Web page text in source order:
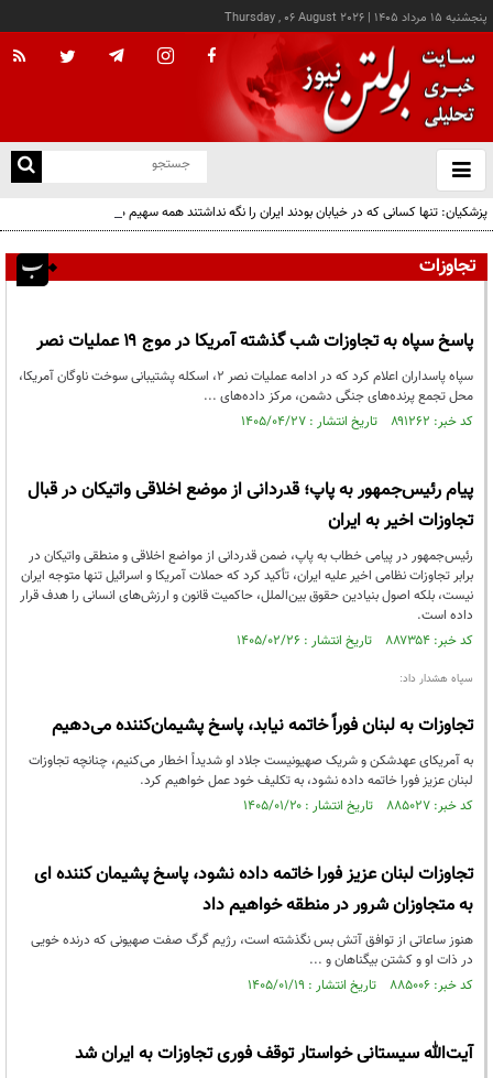
پنجشنبه ۱۵ مرداد ۱۴۰۵ |
Thursday , 06 August 2026
باز
و
پزشکیان: تنها کسانی که در خیابان بودند ایران را نگه نداشتند همه سهیم هستند
تجاوزات
پاسخ سپاه به تجاوزات شب گذشته آمریکا در موج ۱۹ عملیات نصر
سپاه پاسداران اعلام کرد که در ادامه عملیات نصر ۲، اسکله پشتیبانی سوخت ناوگان آمریکا،
محل تجمع پرنده‌های جنگی دشمن، مرکز داده‌های ...
کد خبر: ۸۹۱۲۶۲ تاریخ انتشار : ۱۴۰۵/۰۴/۲۷
پیام رئیس‌جمهور به پاپ؛ قدردانی از موضع اخلاقی واتیکان در قبال
تجاوزات اخیر به ایران
رئیس‌جمهور در پیامی خطاب به پاپ، ضمن قدردانی از مواضع اخلاقی و منطقی واتیکان در
برابر تجاوزات نظامی اخیر علیه ایران، تأکید کرد که حملات آمریکا و اسرائیل تنها متوجه ایران
نیست، بلکه اصول بنیادین حقوق بین‌الملل، حاکمیت قانون و ارزش‌های انسانی را هدف قرار
داده است.
کد خبر: ۸۸۷۳۵۴ تاریخ انتشار : ۱۴۰۵/۰۲/۲۶
سپاه هشدار داد:
تجاوزات به لبنان فوراً خاتمه نیابد، پاسخ پشیمان‌کننده‌ می‌دهیم
به آمریکای عهدشکن و شریک صهیونیست جلاد او شدیداً اخطار می‌کنیم، چنانچه تجاوزات
لبنان عزیز فورا خاتمه داده نشود، به تکلیف خود عمل خواهیم کرد.
کد خبر: ۸۸۵۰۲۷ تاریخ انتشار : ۱۴۰۵/۰۱/۲۰
تجاوزات لبنان عزیز فورا خاتمه داده نشود، پاسخ پشیمان کننده ای
به متجاوزان شرور در منطقه خواهیم داد
هنوز ساعاتی از توافق آتش بس نگذشته است، رژیم گرگ صفت صهیونی که درنده خویی
در ذات او و کشتن بیگناهان و ...
کد خبر: ۸۸۵۰۰۶ تاریخ انتشار : ۱۴۰۵/۰۱/۱۹
آیت‌الله سیستانی خواستار توقف فوری تجاوزات به ایران شد